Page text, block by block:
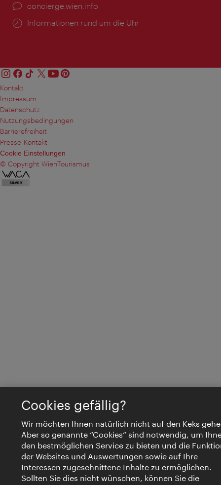
Ort:
concierge.wien.info
Öffnungszeiten:
Informationen rund um die Uhr
Kontakt
Impressum
Datenschutz
Nutzungsbedingungen
Barrierefreiheit
Presse-Kontakt
Cookie Einstellungen
© Copyright WienTourismus
Cookies gefällig?
Wir möchten Ihnen natürlich nicht auf den Keks
Aber so genannte “Cookies” sind notwendig, um
den bestmöglichen Service zu bieten und die
der Websites und Auswertungen sowie auf Ihre
Interessen zugeschnittene Inhalte zu ermöglichen.
Sollten Sie dies nicht wünschen, können Sie die